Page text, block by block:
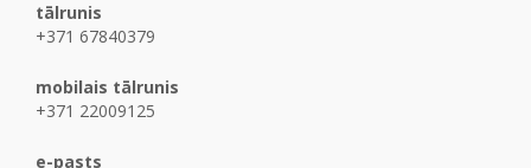
tālrunis
+371 67840379
mobilais tālrunis
+371 22009125
e-pasts